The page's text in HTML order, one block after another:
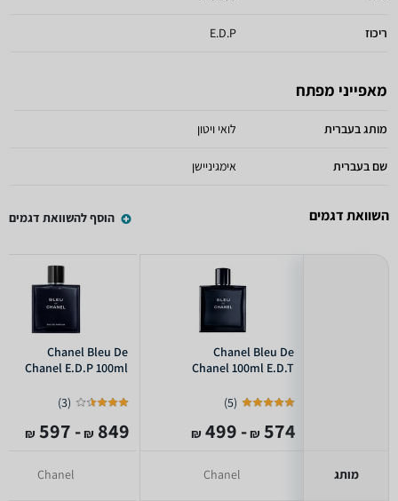
ריכוז E.D.P
מאפייני מפתח
מותג בעברית לואי ויטון
שם בעברית אימגיניישן
השוואת דגמים הוסף להשוואת דגמים
מותג
Chanel Bleu De
Chanel 100ml E.D.T
(
5
)
574
₪
- 499
₪
Chanel
Chanel Bleu De
Chanel E.D.P 100ml
(
3
)
849
₪
- 597
₪
Chanel